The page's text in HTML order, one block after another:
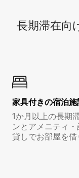
長期滞在向
家具付き⁠の宿⁠泊⁠施⁠
1か月以上の長期
ンとアメニティ
貸しでお部屋を借